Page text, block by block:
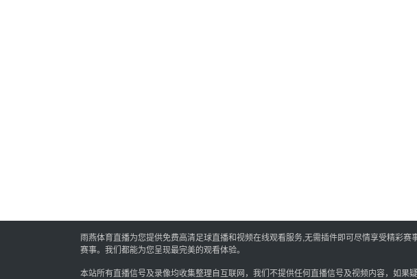
雨燕体育直播为您提供免费高清足球直播和视频在线观看服务,无需插件即可尽情享受精彩
赛事。我们都能为您呈现最完美的观看体验。
本站所有直播信号及录像均收集整理自互联网，我们不提供任何直播信号及视频内容，如果